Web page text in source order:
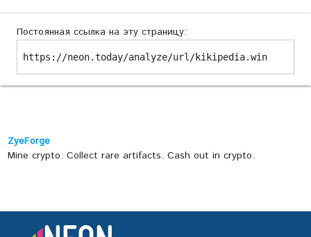
Постоянная ссылка на эту страницу:
https://neon.today/analyze/url/kikipedia.win
ZyeForge
Mine crypto. Collect rare artifacts. Cash out in crypto.